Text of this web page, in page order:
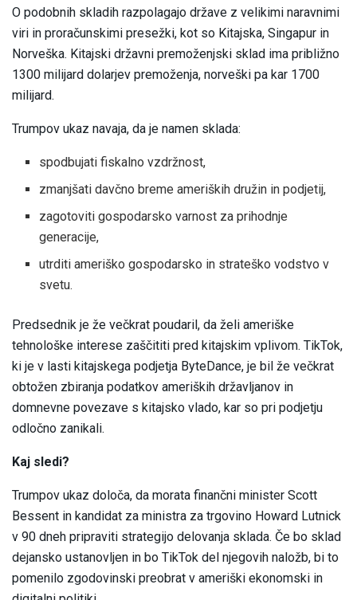
O podobnih skladih razpolagajo države z velikimi naravnimi
viri in proračunskimi presežki, kot so Kitajska, Singapur in
Norveška. Kitajski državni premoženjski sklad ima približno
1300 milijard dolarjev premoženja, norveški pa kar 1700
milijard.
Trumpov ukaz navaja, da je namen sklada:
spodbujati fiskalno vzdržnost,
zmanjšati davčno breme ameriških družin in podjetij,
zagotoviti gospodarsko varnost za prihodnje
generacije,
utrditi ameriško gospodarsko in strateško vodstvo v
svetu.
Predsednik je že večkrat poudaril, da želi ameriške
tehnološke interese zaščititi pred kitajskim vplivom. TikTok,
ki je v lasti kitajskega podjetja ByteDance, je bil že večkrat
obtožen zbiranja podatkov ameriških državljanov in
domnevne povezave s kitajsko vlado, kar so pri podjetju
odločno zanikali.
Kaj sledi?
Trumpov ukaz določa, da morata finančni minister Scott
Bessent in kandidat za ministra za trgovino Howard Lutnick
v 90 dneh pripraviti strategijo delovanja sklada. Če bo sklad
dejansko ustanovljen in bo TikTok del njegovih naložb, bi to
pomenilo zgodovinski preobrat v ameriški ekonomski in